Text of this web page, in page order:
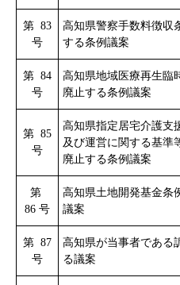
第 83
号
高知県警察手数料徴収
する条例議案
第 84
号
高知県地域医療再生臨
廃止する条例議案
第 85
号
高知県指定居宅介護支
及び運営に関する基準
廃止する条例議案
第
86 号
高知県土地開発基金条
議案
第 87
号
高知県が当事者である
る議案